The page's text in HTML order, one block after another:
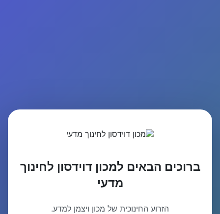
ברוכים הבאים למכון דוידסון לחינוך
מדעי
הזרוע החינוכית של מכון ויצמן למדע.